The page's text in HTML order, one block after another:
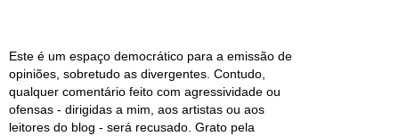
Este é um espaço democrático para a emissão de
opiniões, sobretudo as divergentes. Contudo,
qualquer comentário feito com agressividade ou
ofensas - dirigidas a mim, aos artistas ou aos
leitores do blog - será recusado. Grato pela